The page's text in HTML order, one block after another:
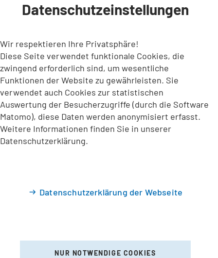
INHALT ANSPRINGEN
Datenschutzeinstellungen
Wir respektieren Ihre Privatsphäre!
Diese Seite verwendet funktionale Cookies, die
zwingend erforderlich sind, um wesentliche
Funktionen der Website zu gewährleisten. Sie
verwendet auch Cookies zur statistischen
Auswertung der Besucherzugriffe (durch die Software
Matomo), diese Daten werden anonymisiert erfasst.
Weitere Informationen finden Sie in unserer
Datenschutzerklärung.
Datenschutzerklärung der Webseite
NUR NOTWENDIGE COOKIES